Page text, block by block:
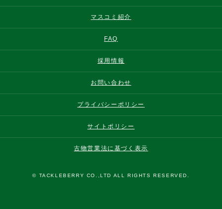
マスコミ紹介
FAQ
採用情報
お問い合わせ
プライバシーポリシー
サイトポリシー
古物営業法に基づく表示
© TACKLEBERRY CO.,LTD ALL RIGHTS RESERVED.